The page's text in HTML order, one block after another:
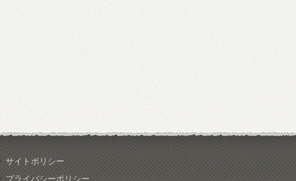
サイトポリシー
プライバシーポリシー